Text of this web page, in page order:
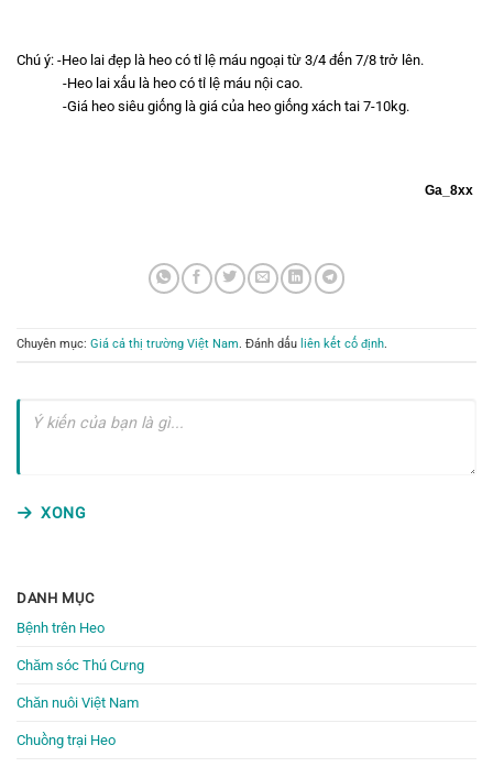
Chú ý: -Heo lai đẹp là heo có tỉ lệ máu ngoại từ 3/4 đến 7/8 trở lên.
-Heo lai xấu là heo có tỉ lệ máu nội cao.
-Giá heo siêu giống là giá của heo giống xách tai 7-10kg.
Ga_8xx
Chuyên mục: Giá cả thị trường Việt Nam. Đánh dấu liên kết cố định.
XONG
DANH MỤC
Bệnh trên Heo
Chăm sóc Thú Cưng
Chăn nuôi Việt Nam
Chuồng trại Heo